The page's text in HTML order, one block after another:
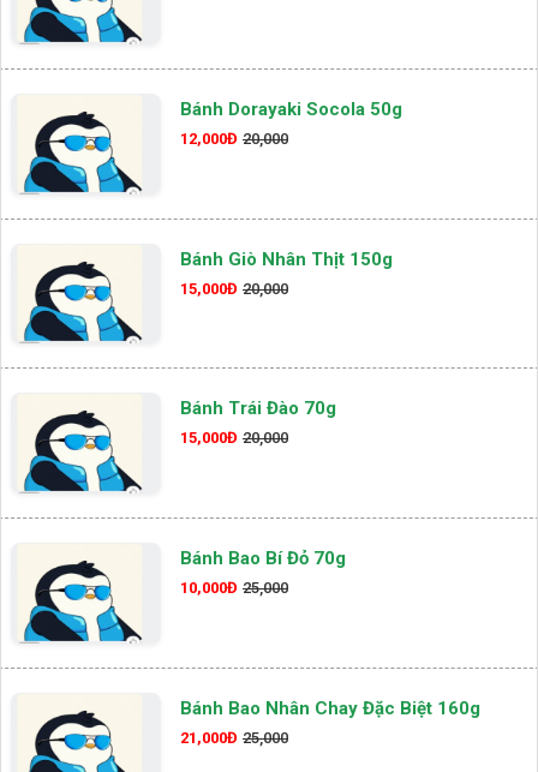
Bánh Dorayaki Socola 50g
12,000Đ 20,000
Bánh Giò Nhân Thịt 150g
15,000Đ 20,000
Bánh Trái Đào 70g
15,000Đ 20,000
Bánh Bao Bí Đỏ 70g
10,000Đ 25,000
Bánh Bao Nhân Chay Đặc Biệt 160g
21,000Đ 25,000